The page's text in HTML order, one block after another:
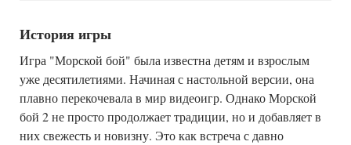
История игры
Игра "Морской бой" была известна детям и взрослым
уже десятилетиями. Начиная с настольной версии, она
плавно перекочевала в мир видеоигр. Однако Морской
бой 2 не просто продолжает традиции, но и добавляет в
них свежесть и новизну. Это как встреча с давно